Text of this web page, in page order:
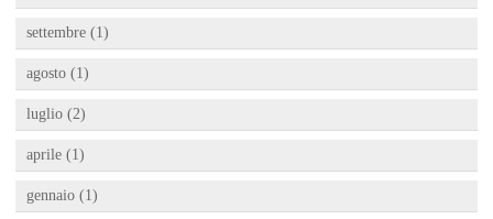
settembre (1)
agosto (1)
luglio (2)
aprile (1)
gennaio (1)